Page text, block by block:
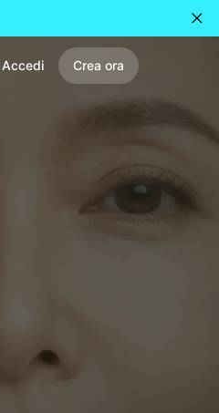
Accedi Crea ora